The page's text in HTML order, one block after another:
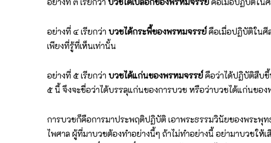
อย่างที่ ๔ เรียกว่าบวชได้กระพี้ของพรหมจรรย์คือเมื่อปฏิบัติในศี
เพียงที่รู้ที่เห็นเท่านั้น
อย่างที่ ๕ เรียกว่าบวชได้แก่นของพรหมจรรย์คือว่าได้ปฏิบัติสืบขึ้
๕ นี้ จึงจะชื่อว่าได้บรรลุแก่นของการบวช หรือว่าบวชได้แก่นขอ
การบวชก็คือการมาประพฤติปฏิบัติ เอาพระธรรมวินัยของพระพุ
ไพศาล ผู้ที่มาบวชต้องทำอย่างนี้ๆ ถ้าไม่ทำอย่างนี้ อย่ามาบวชให้